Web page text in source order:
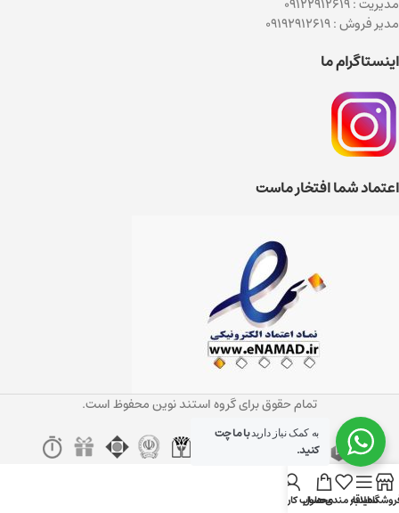
مدیر فروش : 09192912619
اینستاگرام ما
اعتماد شما افتخار ماست
تمام حقوق برای گروه استند نوین محفوظ است.
سایدبار
علاقه مندی ها
محصول
حساب کاربری من
به کمک نیاز داریدبا ما چت
کنید.